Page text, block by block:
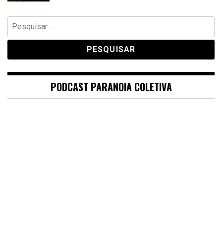
Pesquisar
por:
PODCAST PARANOIA COLETIVA